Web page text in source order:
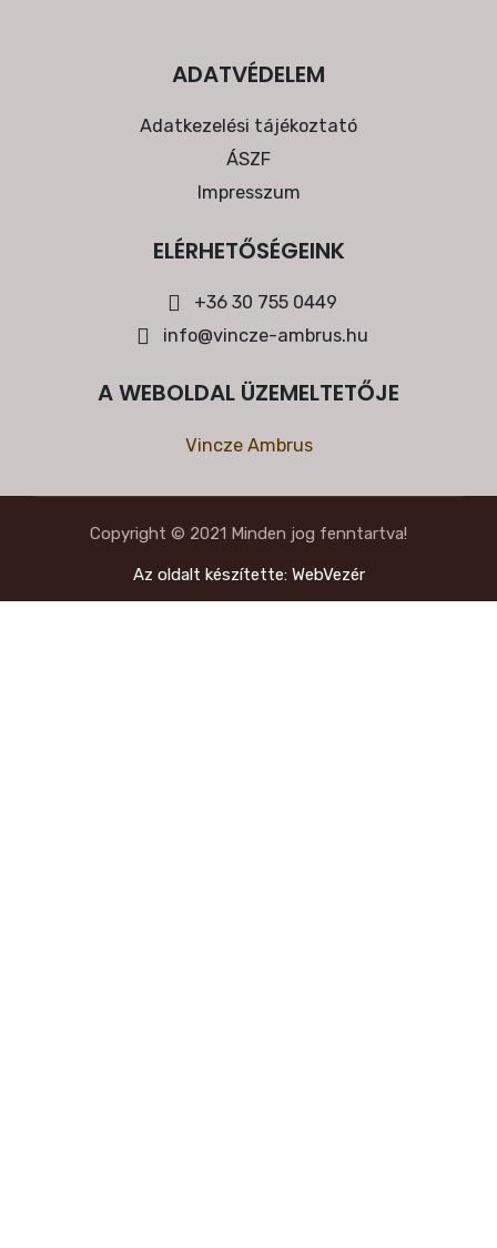
ADATVÉDELEM
Adatkezelési tájékoztató
ÁSZF
Impresszum
ELÉRHETŐSÉGEINK
+36 30 755 0449
info@vincze-ambrus.hu
A WEBOLDAL ÜZEMELTETŐJE
Vincze Ambrus
Copyright © 2021 Minden jog fenntartva!
Az oldalt készítette: WebVezér